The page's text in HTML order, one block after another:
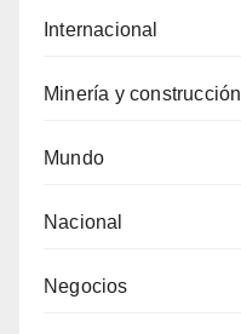
Internacional
Minería y construcción
Mundo
Nacional
Negocios